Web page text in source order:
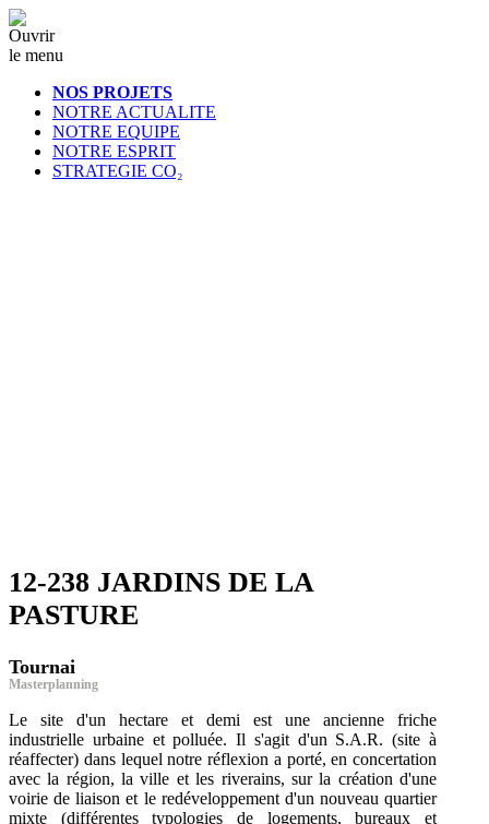
NOS PROJETS
NOTRE ACTUALITE
NOTRE EQUIPE
NOTRE ESPRIT
STRATEGIE CO₂
12-238 JARDINS DE LA
PASTURE
Tournai
Masterplanning
Le site d'un hectare et demi est une ancienne friche
industrielle urbaine et polluée. Il s'agit d'un S.A.R. (site à
réaffecter) dans lequel notre réflexion a porté, en concertation
avec la région, la ville et les riverains, sur la création d'une
voirie de liaison et le redéveloppement d'un nouveau quartier
mixte (différentes typologies de logements, bureaux et